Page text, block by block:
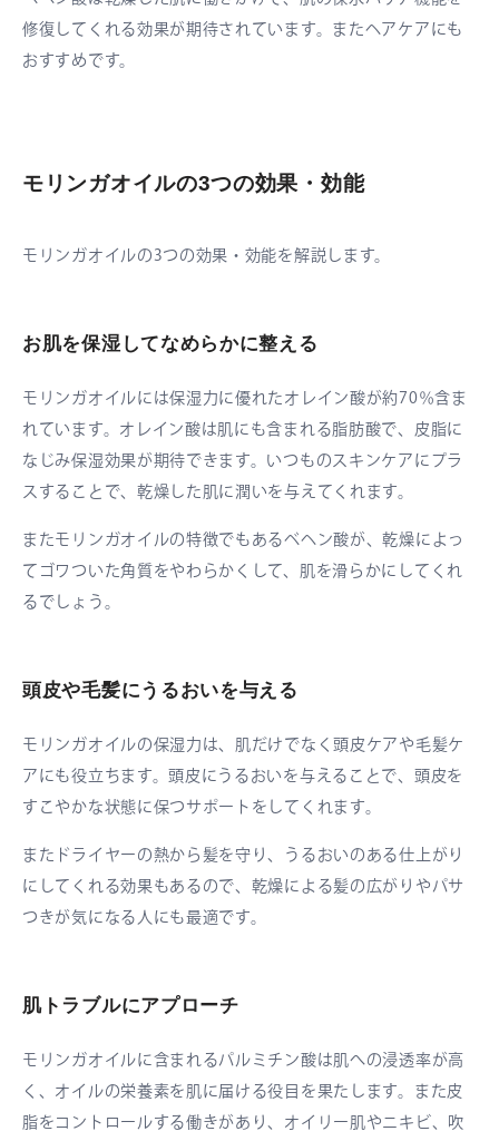
修復してくれる効果が期待されています。またヘアケアにも
おすすめです。
モリンガオイルの3つの効果・効能
モリンガオイルの3つの効果・効能を解説します。
お肌を保湿してなめらかに整える
モリンガオイルには保湿力に優れたオレイン酸が約70％含ま
れています。オレイン酸は肌にも含まれる脂肪酸で、皮脂に
なじみ保湿効果が期待できます。いつものスキンケアにプラ
スすることで、乾燥した肌に潤いを与えてくれます。
またモリンガオイルの特徴でもあるベヘン酸が、乾燥によっ
てゴワついた角質をやわらかくして、肌を滑らかにしてくれ
るでしょう。
頭皮や毛髪にうるおいを与える
モリンガオイルの保湿力は、肌だけでなく頭皮ケアや毛髪ケ
アにも役立ちます。頭皮にうるおいを与えることで、頭皮を
すこやかな状態に保つサポートをしてくれます。
またドライヤーの熱から髪を守り、うるおいのある仕上がり
にしてくれる効果もあるので、乾燥による髪の広がりやパサ
つきが気になる人にも最適です。
肌トラブルにアプローチ
モリンガオイルに含まれるパルミチン酸は肌への浸透率が高
く、オイルの栄養素を肌に届ける役目を果たします。また皮
脂をコントロールする働きがあり、オイリー肌やニキビ、吹